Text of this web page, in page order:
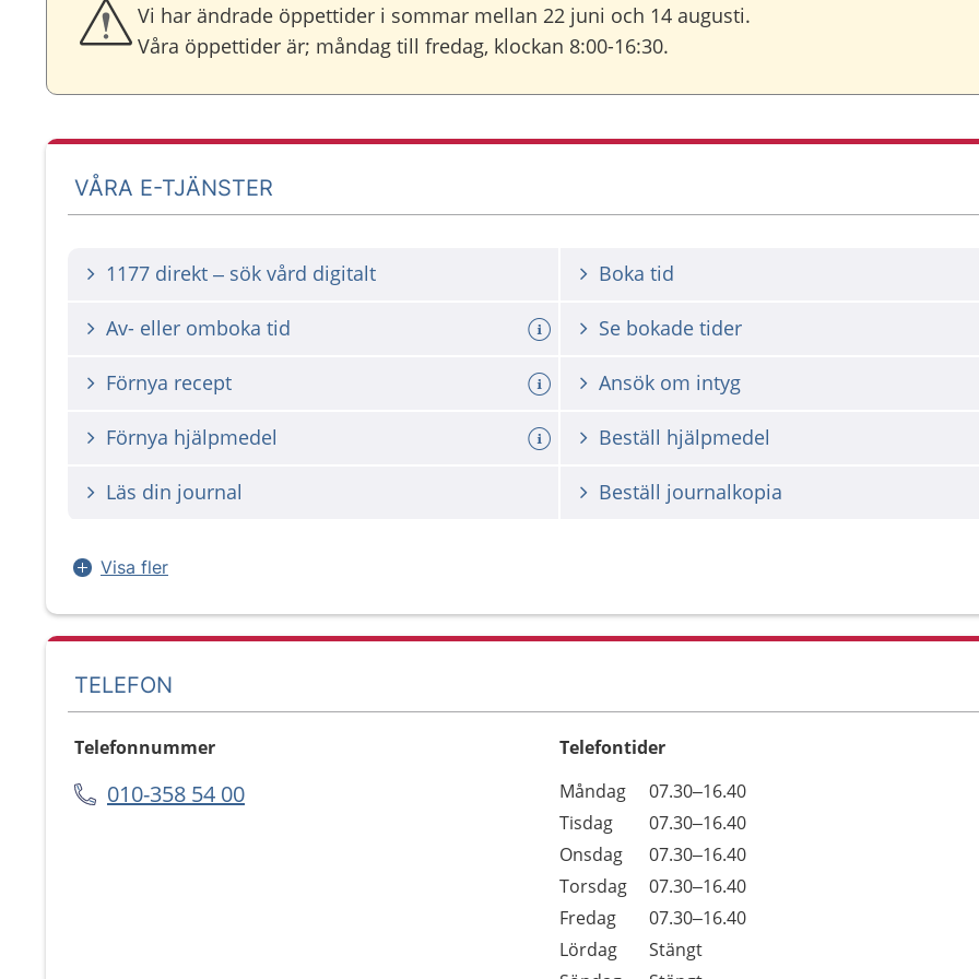
Vi har ändrade öppettider i sommar mellan 22 juni och 14 augusti.
Våra öppettider är; måndag till fredag, klockan 8:00-16:30.
VÅRA E-TJÄNSTER
1177 direkt – sök vård digitalt Boka tid
Av- eller omboka tid Se bokade tider
Förnya recept Ansök om intyg
Förnya hjälpmedel Beställ hjälpmedel
Läs din journal Beställ journalkopia
Visa fler
TELEFON
Telefonnummer
010-358 54 00
Telefontider
Dag
Öppettider
Kommentarer
Måndag
07.30–16.40
Tisdag
07.30–16.40
Onsdag
07.30–16.40
Torsdag
07.30–16.40
Fredag
07.30–16.40
Lördag
Stängt